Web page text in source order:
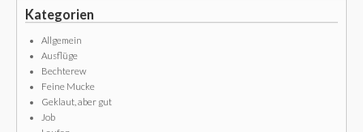
Kategorien
Allgemein
Ausflüge
Bechterew
Feine Mucke
Geklaut, aber gut
Job